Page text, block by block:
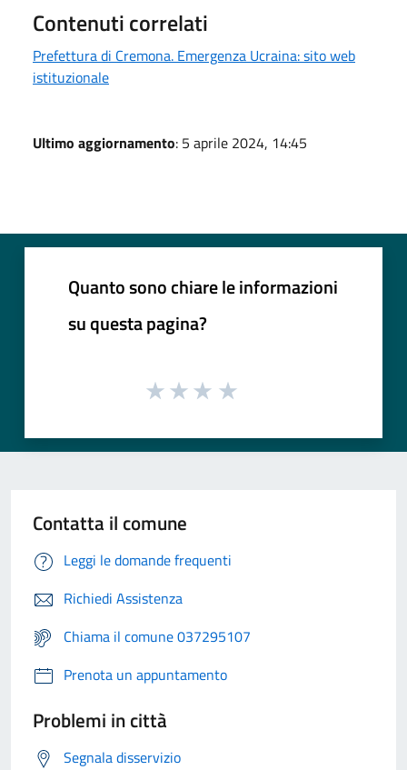
Contenuti correlati
Prefettura di Cremona. Emergenza Ucraina: sito web
istituzionale
Ultimo aggiornamento: 5 aprile 2024, 14:45
Quanto sono chiare le informazioni
su questa pagina?
Contatta il comune
Leggi le domande frequenti
Richiedi Assistenza
Chiama il comune 037295107
Prenota un appuntamento
Problemi in città
Segnala disservizio